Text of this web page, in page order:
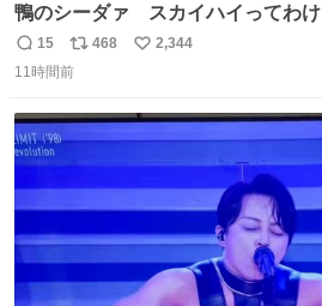
鴨のシーダァ スカイハイってわけ
youtu.be/QbctcHorQyA
返
信
15
リ
ポ
ト
468
い
数
2,344
11時間前